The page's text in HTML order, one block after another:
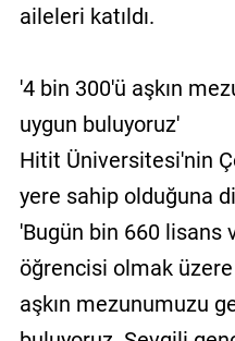
aileleri katıldı.
'4 bin 300'ü aşkın
uygun buluyoruz'
Hitit Üniversitesi'nin
yere sahip olduğuna
'Bugün bin 660 lisans
öğrencisi olmak
aşkın mezunumuzu